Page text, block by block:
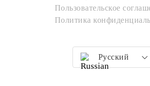
Пользовательское
Политика
Русский